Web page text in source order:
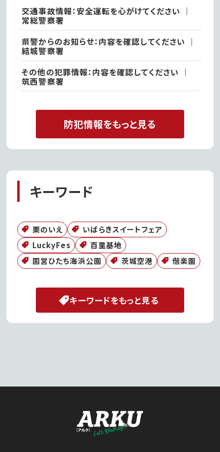
交通事故情報：安全運転を心がけてください ｜
常総警察署
県警からのお知らせ：内容を確認してください ｜
結城警察署
その他の犯罪情報：内容を確認してください ｜
筑西警察署
防犯情報をもっと見る
キーワード
栗のいえ
いばらきスイートフェア
LuckyFes
百里基地
国営ひたち海浜公園
茨城空港 偕楽園
キーワードをもっと見る